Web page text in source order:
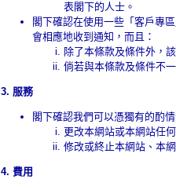
表閣下的人士。
閣下確認在使用一些「客戶專
會相應地收到通知，而且：
除了本條款及條件外，
倘若與本條款及條件不
3. 服務
閣下確認我們可以憑獨有的酌
更改本網站或本網站任
修改或終止本網站、本
4. 費用